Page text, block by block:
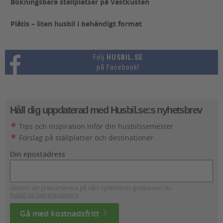
Plåtis – liten husbil i behändigt format
Följ HUSBIL.SE
på Facebook!
Håll dig uppdaterad med Husbil.se:s nyhetsbrev
Tips och inspiration inför din husbilssemester
Förslag på ställplatser och destinationer
Din epostadress
Genom att prenumerera på vårt nyhetsbrev godkänner du
husbil.se sekretesspolicy
Gå med kostnadsfritt